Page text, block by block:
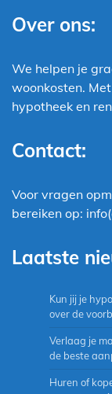
Over ons:
We helpen je
woonkosten.
hypotheek en
Contact:
Voor vragen
bereiken op:
Laatste
Kun jij je
over de
Verlaag je
de beste
Huren of